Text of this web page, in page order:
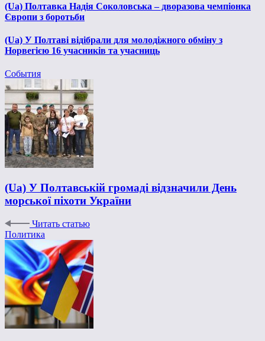
(Ua) Полтавка Надія Соколовська – дворазова чемпіонка
Європи з боротьби
(Ua) У Полтаві відібрали для молодіжного обміну з
Норвегією 16 учасників та учасниць
События
(Ua) У Полтавській громаді відзначили День
морської піхоти України
Читать статью
Политика